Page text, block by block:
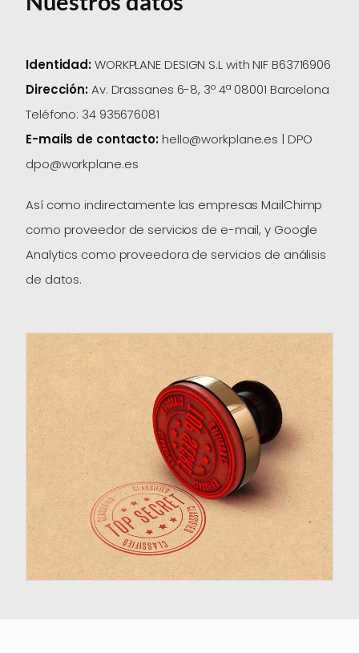
Identidad:WORKPLANE DESIGN S.L with NIF B63716906
Dirección:Av. Drassanes 6-8, 3º 4ª 08001 Barcelona
Teléfono: 34 935676081
E-mails de contacto:hello@workplane.es | DPO
dpo@workplane.es
Así como indirectamente las empresas MailChimp
como proveedor de servicios de e-mail, y Google
Analytics como proveedora de servicios de análisis
de datos.